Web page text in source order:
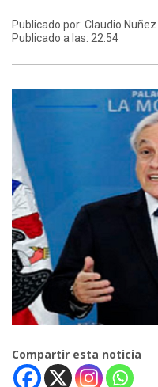
Publicado por: Claudio Nuñez |
Publicado a las: 22:54
Compartir esta noticia